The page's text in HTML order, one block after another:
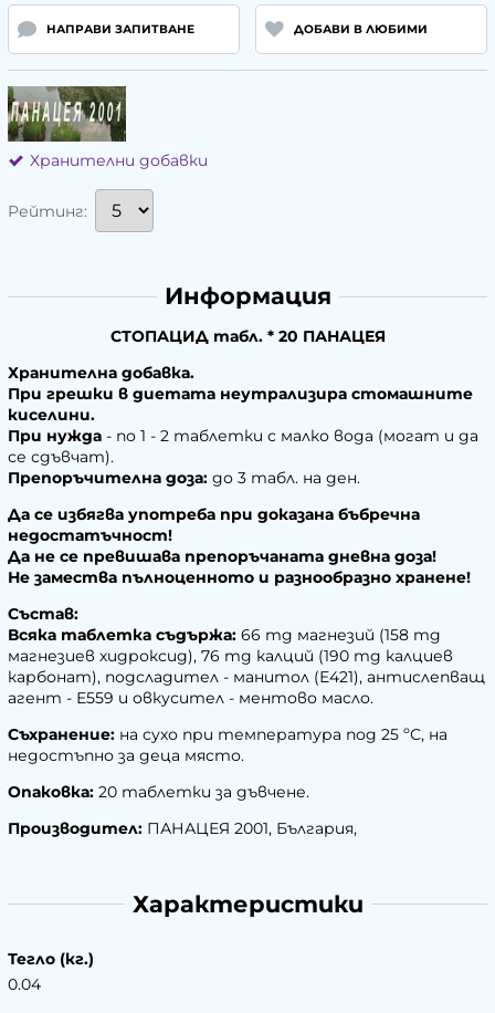
НАПРАВИ ЗАПИТВАНЕ ДОБАВИ В ЛЮБИМИ
Хранителни добавки
Рейтинг:
Информация
СТОПАЦИД табл. * 20 ПАНАЦЕЯ
Хранителна добавка.
При грешки в диетата неутрализира стомашните
киселини.
При нужда - по 1 - 2 таблетки с малко вода (могат и да
се сдъвчат).
Препоръчителна доза: до 3 табл. на ден.
Да се избягва употреба при доказана бъбречна
недостатъчност!
Да не се превишава препоръчаната дневна доза!
Не замества пълноценното и разнообразно хранене!
Състав:
Всяка таблетка съдържа: 66 mg магнезий (158 mg
магнезиев хидроксид), 76 mg калций (190 mg калциев
карбонат), подсладител - манитол (Е421), антислепващ
агент - Е559 и овкусител - ментово масло.
Съхранение: на сухо при температура под 25 ºС, на
недостъпно за деца място.
Опаковка: 20 таблетки за дъвчене.
Производител: ПАНАЦЕЯ 2001, България,
Характеристики
Тегло (кг.)
0.04